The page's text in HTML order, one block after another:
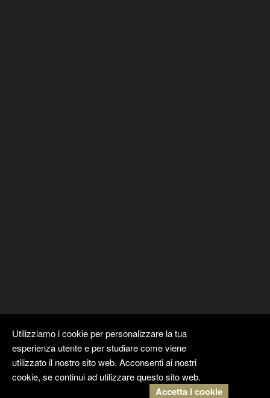
Utilizziamo i cookie per personalizzare la tua
esperienza utente e per studiare come viene
utilizzato il nostro sito web. Acconsenti ai nostri
cookie, se continui ad utilizzare questo sito web.
Accetta i cookie